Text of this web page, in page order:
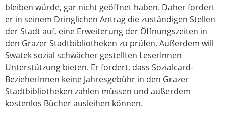
bleiben würde, gar nicht geöffnet haben. Daher fordert
er in seinem Dringlichen Antrag die zuständigen Stellen
der Stadt auf, eine Erweiterung der Öffnungszeiten in
den Grazer Stadtbibliotheken zu prüfen. Außerdem will
Swatek sozial schwächer gestellten LeserInnen
Unterstützung bieten. Er fordert, dass Sozialcard-
BezieherInnen keine Jahresgebühr in den Grazer
Stadtbibliotheken zahlen müssen und außerdem
kostenlos Bücher ausleihen können.